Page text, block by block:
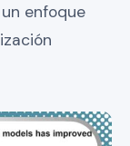
un enfoque